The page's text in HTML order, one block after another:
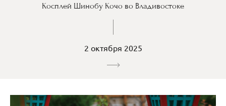
Косплей Шинобу Кочо во Владивостоке
2 октября 2025